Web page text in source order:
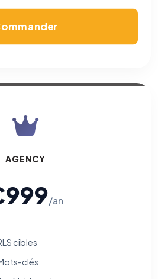
AGENCY
/an
cibles
clés
— Agent IA SEO &